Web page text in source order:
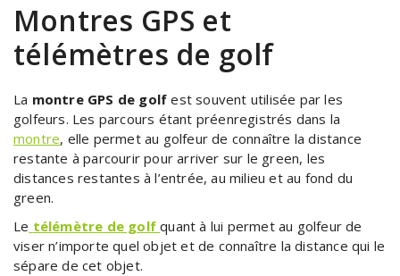
Montres GPS et
télémètres de golf
La montre GPS de golf est souvent utilisée par les
golfeurs. Les parcours étant préenregistrés dans la
montre, elle permet au golfeur de connaître la distance
restante à parcourir pour arriver sur le green, les
distances restantes à l’entrée, au milieu et au fond du
green.
Le télémètre de golfquant à lui permet au golfeur de
viser n’importe quel objet et de connaître la distance qui le
sépare de cet objet.